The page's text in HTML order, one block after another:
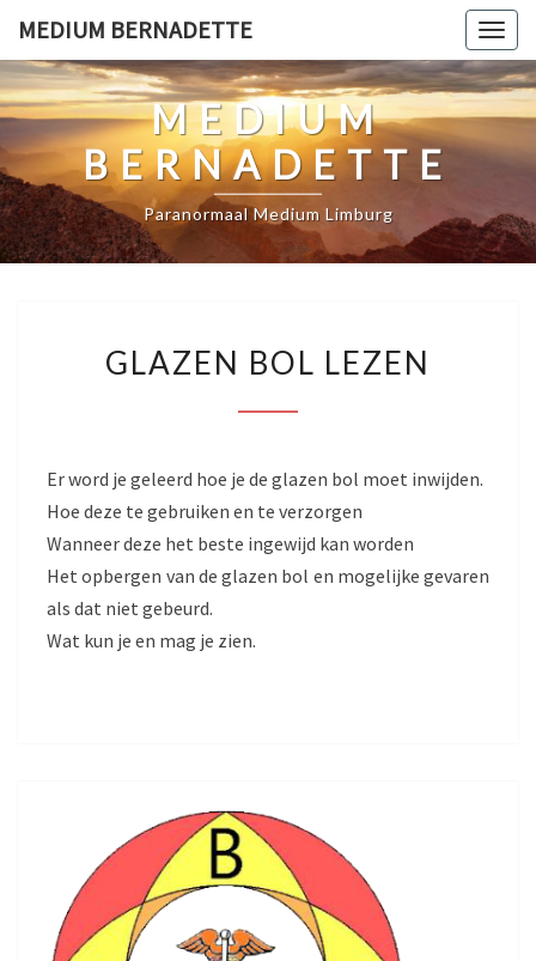
de
content
MEDIUM BERNADETTE
MEDIUM
BERNADETTE
Paranormaal Medium Limburg
BOL
GLAZEN BOL LEZEN
Er word je geleerd hoe je de glazen bol moet inwijden.
Hoe deze te gebruiken en te verzorgen
Wanneer deze het beste ingewijd kan worden
Het opbergen van de glazen bol en mogelijke gevaren
als dat niet gebeurd.
Wat kun je en mag je zien.